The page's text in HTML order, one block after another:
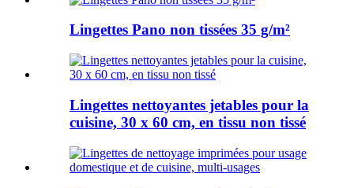
Lingettes Pano non tissées 35 g/m²
Lingettes nettoyantes jetables pour la
cuisine, 30 x 60 cm, en tissu non tissé